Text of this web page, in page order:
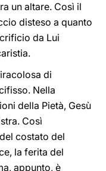
un altare. Così il
disteso a quanto
da Lui
di
Nella
della Pietà, Gesù
Così
costato del
la ferita del
appunto, è